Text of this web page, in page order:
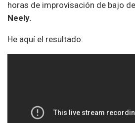
horas de improvisación de bajo
Neely.
He aquí el resultado: